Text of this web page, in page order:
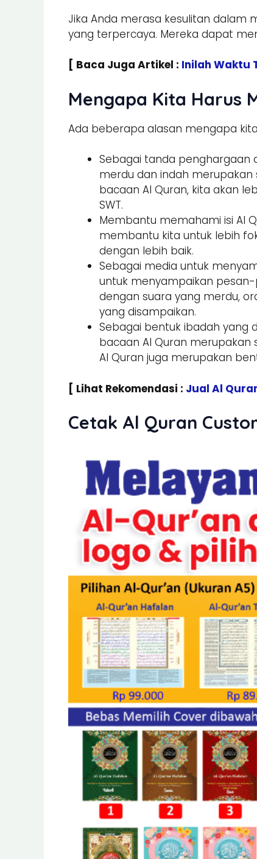
Jika Anda merasa kesulitan dalam
yang terpercaya. Mereka dapat
[ Baca Juga Artikel : Inilah Waktu
Mengapa Kita Harus
Ada beberapa alasan mengapa
Sebagai tanda penghargaan
merdu dan indah
bacaan Al Quran, kita akan
SWT.
Membantu memahami isi Al
membantu kita untuk lebih
dengan lebih baik.
Sebagai media untuk
untuk menyampaikan
dengan suara yang merdu,
yang disampaikan.
Sebagai bentuk ibadah yang
bacaan Al Quran merupakan
Al Quran juga merupakan
[ Lihat Rekomendasi : Jual Al
Cetak Al Quran